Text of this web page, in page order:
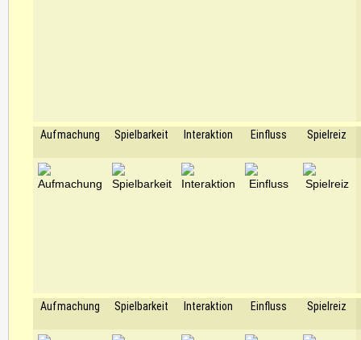
Aufmachung Spielbarkeit Interaktion Einfluss Spielreiz
Aufmachung Spielbarkeit Interaktion Einfluss Spielreiz